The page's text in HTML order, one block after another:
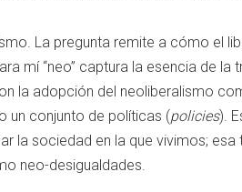
La pregunta remite a cómo el
mí “neo” captura la esencia de la
la adopción del neoliberalismo
un conjunto de políticas (policies).
la sociedad en la que vivimos;
neo-desigualdades.